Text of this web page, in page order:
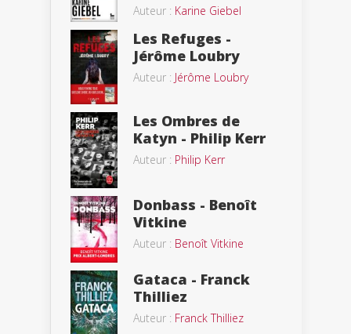
Auteur : Karine Giebel
Les Refuges -
Jérôme Loubry
Auteur : Jérôme Loubry
Les Ombres de
Katyn - Philip Kerr
Auteur : Philip Kerr
Donbass - Benoît
Vitkine
Auteur : Benoît Vitkine
Gataca - Franck
Thilliez
Auteur : Franck Thilliez